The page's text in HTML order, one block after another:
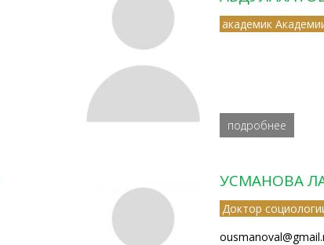
академик
подробнее
УСМАНОВА
Доктор